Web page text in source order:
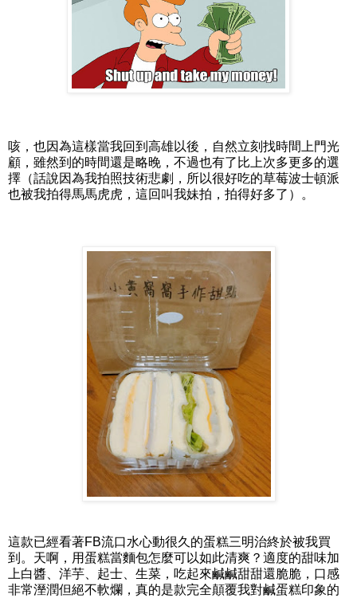
咳，也因為這樣當我回到高雄以後，自然立刻找時間上門光
顧，雖然到的時間還是略晚，不過也有了比上次多更多的選
擇（話說因為我拍照技術悲劇，所以很好吃的草莓波士頓派
也被我拍得馬馬虎虎，這回叫我妹拍，拍得好多了）。
這款已經看著FB流口水心動很久的蛋糕三明治終於被我買
到。天啊，用蛋糕當麵包怎麼可以如此清爽？適度的甜味加
上白醬、洋芋、起士、生菜，吃起來鹹鹹甜甜還脆脆，口感
非常溼潤但絕不軟爛，真的是款完全顛覆我對鹹蛋糕印象的